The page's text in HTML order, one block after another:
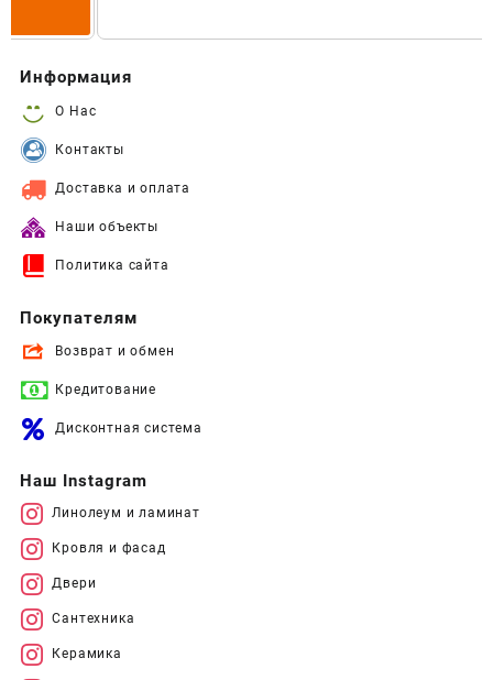
Информация
О Нас
Контакты
Доставка и оплата
Наши объекты
Политика сайта
Покупателям
Возврат и обмен
Кредитование
Дисконтная система
Наш Instagram
Линолеум и ламинат
Кровля и фасад
Двери
Сантехника
Керамика